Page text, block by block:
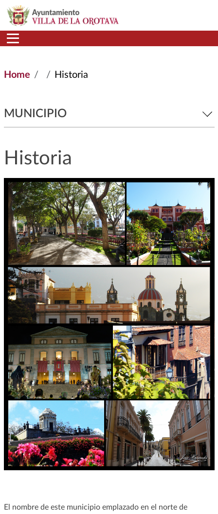
Skip to main content
Home Historia
MUNICIPIO
Historia
El nombre de este municipio emplazado en el norte de